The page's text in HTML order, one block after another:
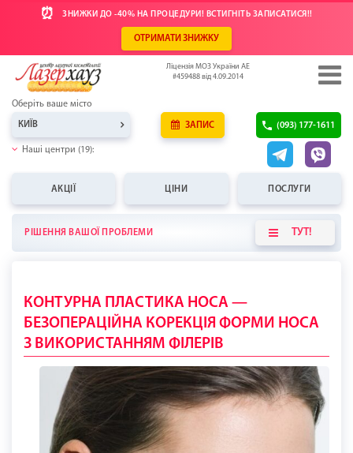
⏰ ЗНИЖКИ ДО -40% НА ПРОЦЕДУРИ! ВСТИГНІТЬ ЗАПИСАТИСЯ!!
ОТРИМАТИ ЗНИЖКУ
Ліцензія МОЗ України АЕ
#459488 від 4.09.2014
Оберіть ваше місто
КИЇВ
Наші центри (19):
ЗАПИС (093) 177-1611
АКЦІЇ ЦІНИ ПОСЛУГИ
РІШЕННЯ ВАШОЇ ПРОБЛЕМИ ТУТ!
КОНТУРНА ПЛАСТИКА НОСА —
БЕЗОПЕРАЦІЙНА КОРЕКЦІЯ ФОРМИ НОСА
З ВИКОРИСТАННЯМ ФІЛЕРІВ